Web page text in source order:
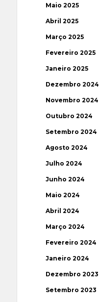
Maio 2025
Abril 2025
Março 2025
Fevereiro 2025
Janeiro 2025
Dezembro 2024
Novembro 2024
Outubro 2024
Setembro 2024
Agosto 2024
Julho 2024
Junho 2024
Maio 2024
Abril 2024
Março 2024
Fevereiro 2024
Janeiro 2024
Dezembro 2023
Setembro 2023